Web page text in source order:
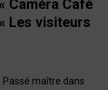
Caméra Café
Les visiteurs
maître dans